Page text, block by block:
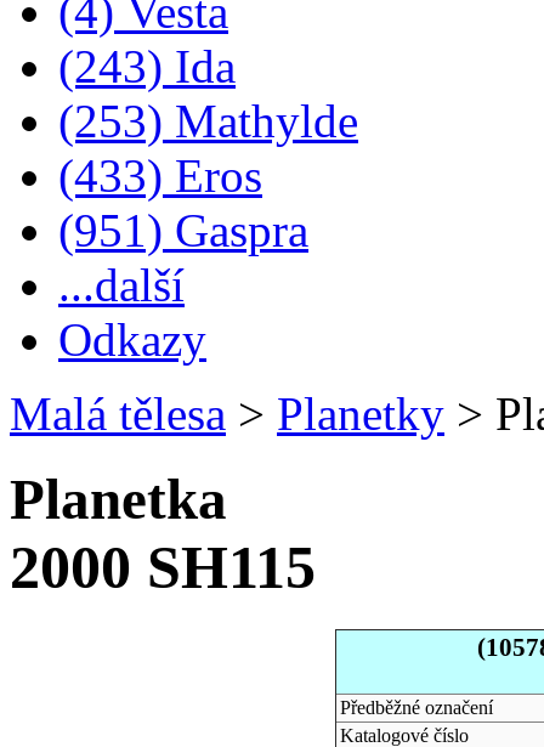
(4) Vesta
(243) Ida
(253) Mathylde
(433) Eros
(951) Gaspra
...další
Odkazy
Malá tělesa > Planetky >
Planetka
2000 SH115
Předběžné označení
Katalogové číslo